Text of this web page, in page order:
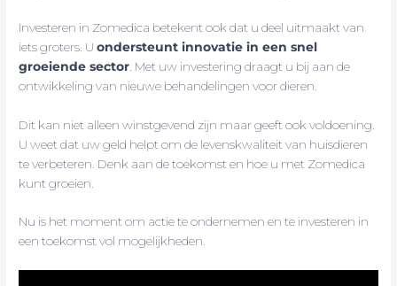
Investeren in Zomedica betekent ook dat u deel uitmaakt van
iets groters. Uondersteunt innovatie in een snel
groeiende sector . Met uw investering draagt u bij aan de
ontwikkeling van nieuwe behandelingen voor dieren.
Dit kan niet alleen winstgevend zijn maar geeft ook voldoening.
U weet dat uw geld helpt om de levenskwaliteit van huisdieren
te verbeteren. Denk aan de toekomst en hoe u met Zomedica
kunt groeien.
Nu is het moment om actie te ondernemen en te investeren in
een toekomst vol mogelijkheden.